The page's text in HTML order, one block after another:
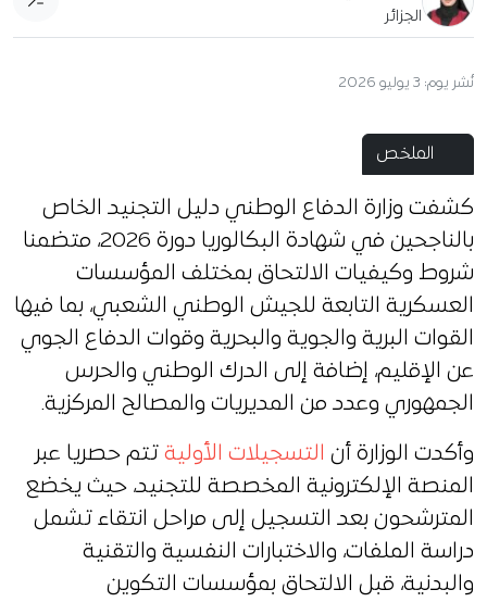
الجزائر
نُشر يوم: 3 يوليو 2026
الملخص
كشفت وزارة الدفاع الوطني دليل التجنيد الخاص
بالناجحين في شهادة البكالوريا دورة 2026، متضمنا
شروط وكيفيات الالتحاق بمختلف المؤسسات
العسكرية التابعة للجيش الوطني الشعبي، بما فيها
القوات البرية والجوية والبحرية وقوات الدفاع الجوي
عن الإقليم، إضافة إلى الدرك الوطني والحرس
الجمهوري وعدد من المديريات والمصالح المركزية.
وأكدت الوزارة أن التسجيلات الأولية تتم حصريا عبر
المنصة الإلكترونية المخصصة للتجنيد، حيث يخضع
المترشحون بعد التسجيل إلى مراحل انتقاء تشمل
دراسة الملفات، والاختبارات النفسية والتقنية
والبدنية، قبل الالتحاق بمؤسسات التكوين